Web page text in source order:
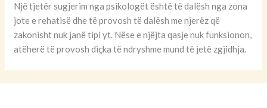
Një tjetër sugjerim nga psikologët është të dalësh nga zona
jote e rehatisë dhe të provosh të dalësh me njerëz që
zakonisht nuk janë tipi yt. Nëse e njëjta qasje nuk funksionon,
atëherë të provosh diçka të ndryshme mund të jetë zgjidhja.